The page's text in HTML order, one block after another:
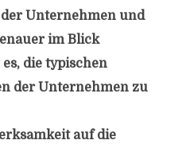
Unternehmen und
im Blick
die typischen
der Unternehmen zu
auf die